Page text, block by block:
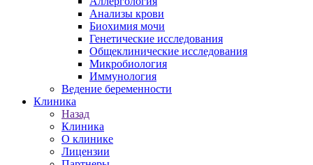
Анализы крови
Биохимия мочи
Генетические исследования
Общеклинические исследования
Микробиология
Иммунология
Ведение беременности
Клиника
Назад
Клиника
О клинике
Лицензии